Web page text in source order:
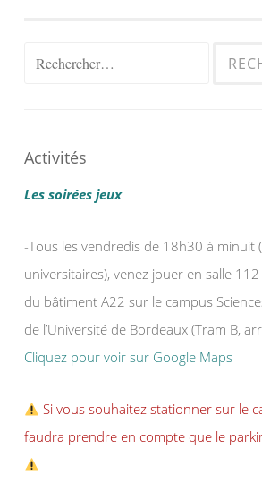
Rechercher :
Activités
Les soirées jeux
-Tous les vendredis de 18h30 à minuit
universitaires), venez jouer en salle
du bâtiment A22 sur le campus
de l’Université de Bordeaux (Tram B,
Cliquez pour voir sur Google Maps
Si vous souhaitez stationner sur le
faudra prendre en compte que le